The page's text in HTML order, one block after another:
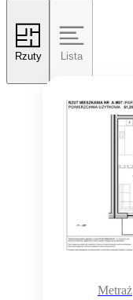
Rzuty Lista
Metraż